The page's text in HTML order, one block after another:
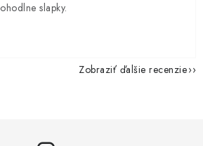
slapky.
Zobraziť ďalšie recenzie